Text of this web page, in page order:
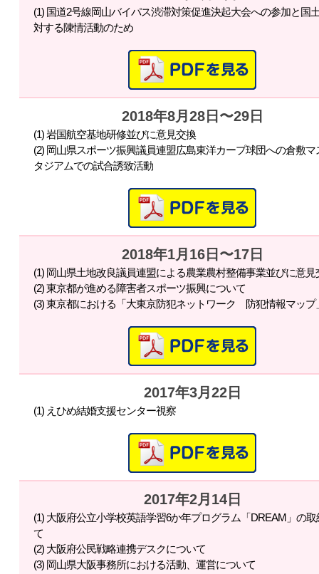
(1) 国道2号線岡山バイパス渋滞対策促進決起大会への参加と国
対する陳情活動のため
2018年8月28日〜29日
(1) 岩国航空基地研修並びに意見交換
(2) 岡山県スポーツ振興議員連盟広島東洋カープ球団への倉敷マ
タジアムでの試合誘致活動
2018年1月16日〜17日
(1) 岡山県土地改良議員連盟による農業農村整備事業並びに意見
(2) 東京都が進める障害者スポーツ振興について
(3) 東京都における「大東京防犯ネットワーク 防犯情報マップ
2017年3月22日
(1) えひめ結婚支援センター視察
2017年2月14日
(1) 大阪府公立小学校英語学習6か年プログラム「DREAM」の
て
(2) 大阪府公民戦略連携デスクについて
(3) 岡山県大阪事務所における活動、運営について